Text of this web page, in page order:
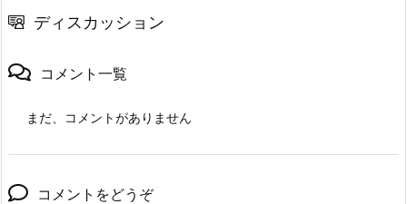
ディスカッション
コメント一覧
まだ、コメントがありません
コメントをどうぞ